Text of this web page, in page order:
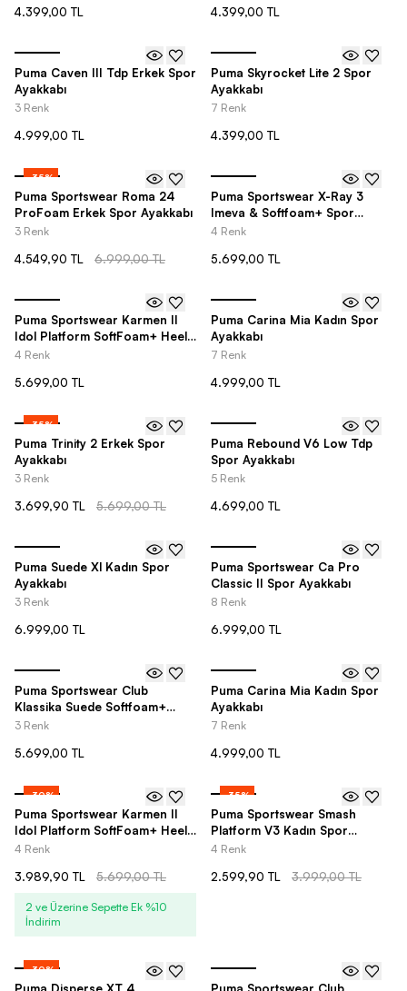
4.399,00 TL 4.399,00 TL
Puma Caven III Tdp Erkek Spor
Ayakkabı
3 Renk
4.999,00 TL
Puma Skyrocket Lite 2 Spor
Ayakkabı
7 Renk
4.399,00 TL
-35%
Puma Sportswear Roma 24
ProFoam Erkek Spor Ayakkabı
3 Renk
4.549,90 TL 6.999,00 TL
Puma Sportswear X-Ray 3
Imeva & Softfoam+ Spor
Ayakkabı
4 Renk
5.699,00 TL
Puma Sportswear Karmen II
Idol Platform SoftFoam+ Heel
Kadın Spor Ayakkabı
4 Renk
5.699,00 TL
Puma Carina Mia Kadın Spor
Ayakkabı
7 Renk
4.999,00 TL
-35%
Puma Trinity 2 Erkek Spor
Ayakkabı
3 Renk
3.699,90 TL 5.699,00 TL
Puma Rebound V6 Low Tdp
Spor Ayakkabı
5 Renk
4.699,00 TL
Puma Suede Xl Kadın Spor
Ayakkabı
3 Renk
6.999,00 TL
Puma Sportswear Ca Pro
Classic II Spor Ayakkabı
8 Renk
6.999,00 TL
Puma Sportswear Club
Klassika Suede Softfoam+
Kadın Spor Ayakkabı
3 Renk
5.699,00 TL
Puma Carina Mia Kadın Spor
Ayakkabı
7 Renk
4.999,00 TL
-30%
Puma Sportswear Karmen II
Idol Platform SoftFoam+ Heel
Kadın Spor Ayakkabı
4 Renk
3.989,90 TL 5.699,00 TL
2 ve Üzerine Sepette Ek %10
İndirim
-35%
Puma Sportswear Smash
Platform V3 Kadın Spor
Ayakkabı
4 Renk
2.599,90 TL 3.999,00 TL
-30%